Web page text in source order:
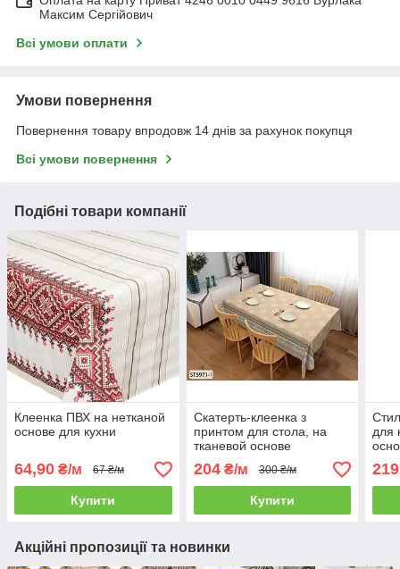
Максим Сергійович
Всі умови оплати
Умови повернення
Повернення товару впродовж 14 днів за рахунок покупця
Всі умови повернення
Подібні товари компанії
Клеенка ПВХ на нетканой
основе для кухни
64,90 ₴/м 67 ₴/м
Купити
Скатерть-клеенка з
принтом для стола, на
тканевой основе
204₴/м 300 ₴/м
Купити
для
219
Акційні пропозиції та новинки